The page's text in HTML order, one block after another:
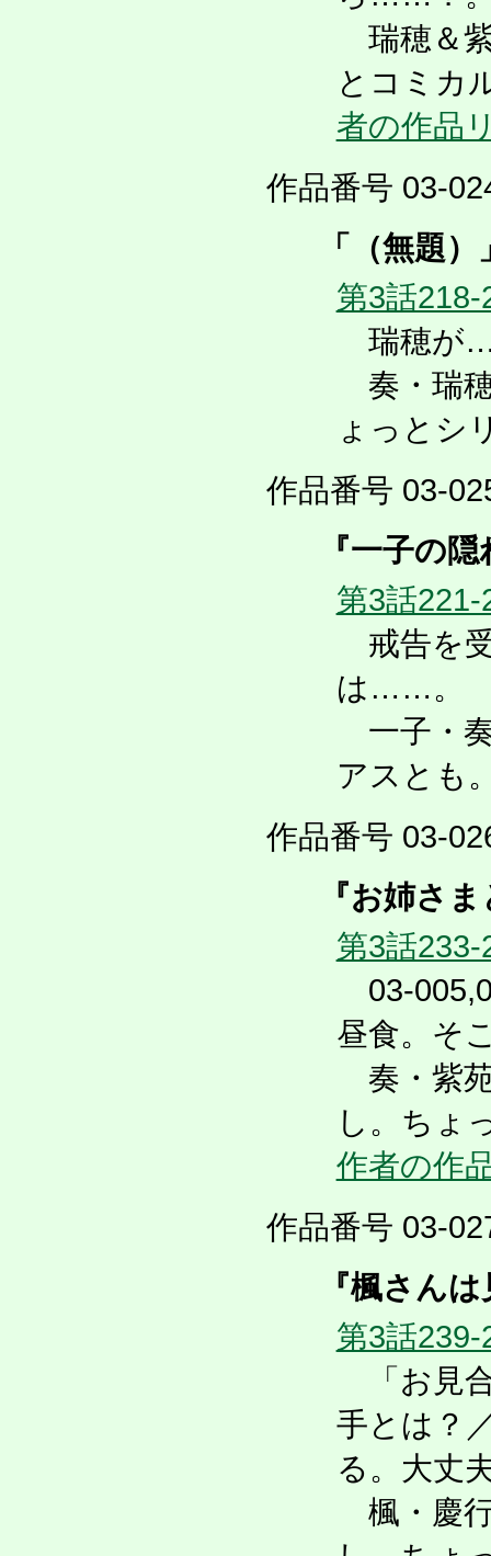
瑞穂＆
とコミカ
者の作品
作品番号 03-
「（無題）
第3話218-
瑞穂が
奏・瑞
ょっとシ
作品番号 03-
『一子の
第3話221-
戒告を
は……。
一子・
アスとも
作品番号 03-
『お姉さ
第3話233-
03-
昼食。そ
奏・紫
し。ちょ
作者の作
作品番号 03-
『楓さん
第3話239-
「お見
手とは？
る。大丈
楓・慶